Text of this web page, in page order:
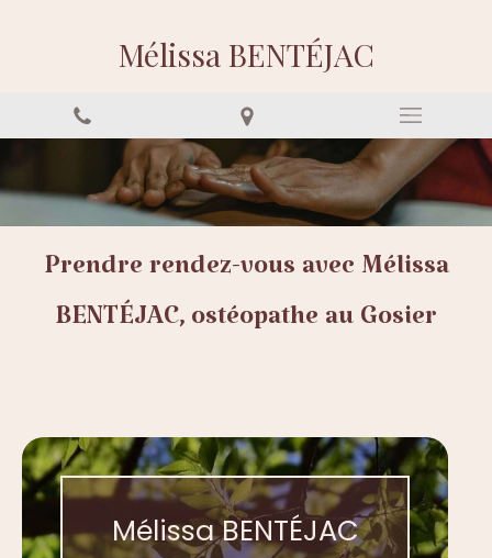
Mélissa BENTÉJAC
Prendre rendez-vous avec Mélissa
BENTÉJAC, ostéopathe au Gosier
Mélissa BENTÉJAC